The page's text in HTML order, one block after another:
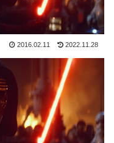
2016.02.11 2022.11.28